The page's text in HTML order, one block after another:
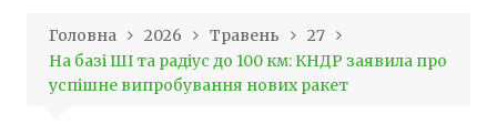
Головна 2026 Травень
27
На базі ШІ та радіус до 100 км: КНДР заявила про
успішне випробування нових ракет